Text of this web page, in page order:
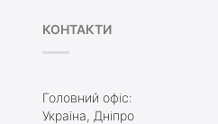
КОНТАКТИ
Головний офіс:
Україна, Дніпро